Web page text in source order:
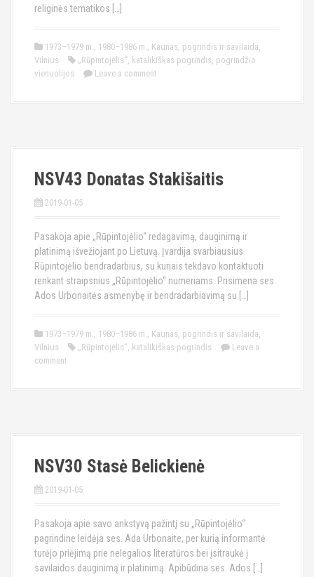
religinės tematikos […]
1973–1979 m., 1980–1986 m., Kaunas, pogrindis ir savilaida,
Vilnius
„Rūpintojėlis“, katalikiškas pogrindis, pogrindžio
vienuolijos
Leave a comment
NSV43 Donatas Stakišaitis
2019-01-05
Pasakoja apie „Rūpintojėlio“ redagavimą, dauginimą ir
platinimą išvežiojant po Lietuvą. Įvardija svarbiausius
Rūpintojėlio bendradarbius, su kuriais tekdavo kontaktuoti
renkant straipsnius „Rūpintojėlio“ numeriams. Prisimena ses.
Ados Urbonaitės asmenybę ir bendradarbiavimą su […]
1973–1979 m., 1980–1986 m., Kaunas, pogrindis ir savilaida,
Vilnius
„Rūpintojėlis“, katalikiškas pogrindis
Leave a
comment
NSV30 Stasė Belickienė
2019-01-05
Pasakoja apie savo ankstyvą pažintį su „Rūpintojėlio“
pagrindine leidėja ses. Ada Urbonaite, per kurią informantė
turėjo priėjimą prie nelegalios literatūros bei įsitraukė į
savilaidos dauginimą ir platinimą. Apibūdina ses. Ados […]